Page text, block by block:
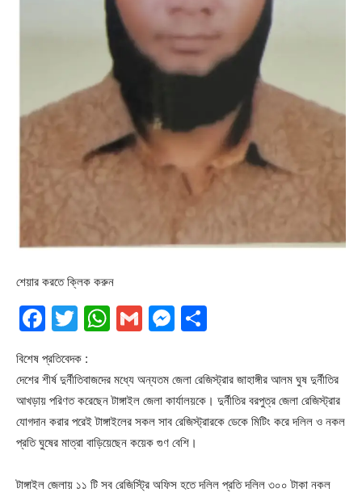
শেয়ার করতে ক্লিক করুন
Facebook
Twitter
WhatsApp
GmailMessenger
বিশেষ প্রতিবেদক :
দেশের শীর্ষ দুর্নীতিবাজদের মধ্যে অন্যতম জেলা রেজিস্ট্রার জাহাঙ্গীর আলম ঘুষ দুর্নীতির
আখড়ায় পরিণত করেছেন টাঙ্গাইল জেলা কার্যালয়কে। দুর্নীতির বরপুত্র জেলা রেজিস্ট্রার
যোগদান করার পরেই টাঙ্গাইলের সকল সাব রেজিস্ট্রারকে ডেকে মিটিং করে দলিল ও নকল
প্রতি ঘুষের মাত্রা বাড়িয়েছেন কয়েক গুণ বেশি।
টাঙ্গাইল জেলায় ১১ টি সব রেজিস্ট্রি অফিস হতে দলিল প্রতি দলিল ৩০০ টাকা নকল